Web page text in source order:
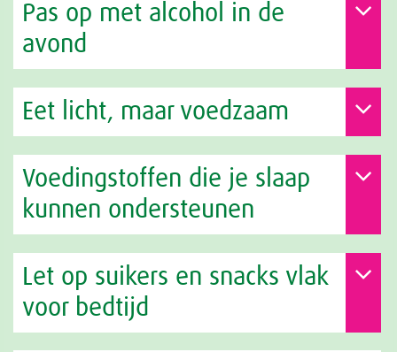
Pas op met alcohol in de
avond
Eet licht, maar voedzaam
Voedingstoffen die je slaap
kunnen ondersteunen
Let op suikers en snacks vlak
voor bedtijd